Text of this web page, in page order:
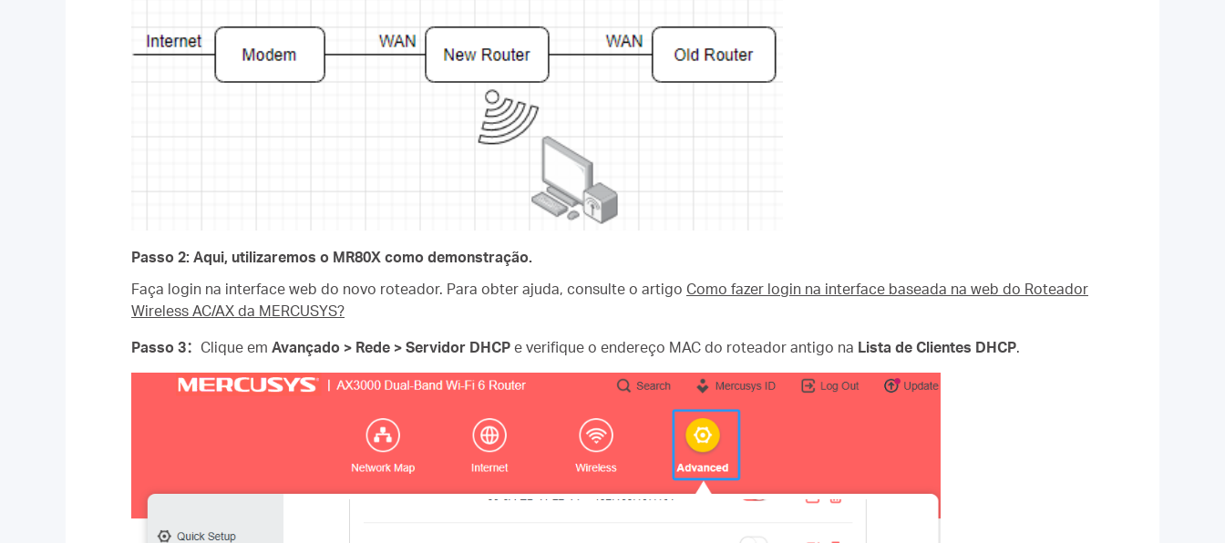
Passo 2: Aqui, utilizaremos o MR80X como demonstração.
Faça login na interface web do novo roteador. Para obter ajuda, consulte o artigo Como fazer login na interface baseada na web do Roteador
Wireless AC/AX da MERCUSYS?
Passo 3： Clique em Avançado > Rede > Servidor DHCP e verifique o endereço MAC do roteador antigo na Lista de Clientes DHCP.